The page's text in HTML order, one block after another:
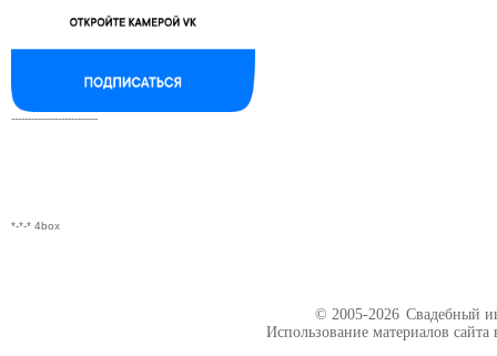
--------------------------
*-*-* 4box
© 2005-2026 Свадебный
Использование материалов